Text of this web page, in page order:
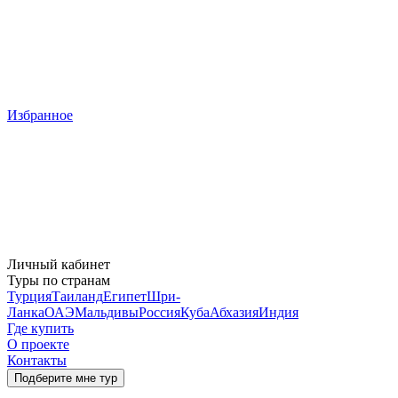
Избранное
Личный кабинет
Туры по странам
ТурцияТаиландЕгипетШри-
ЛанкаОАЭМальдивыРоссияКубаАбхазияИндия
Где купить
О проекте
Контакты
Подберите мне тур